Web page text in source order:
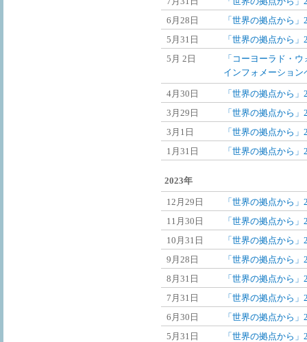
6月28日
「世界の拠点から
5月31日
「世界の拠点から
5月 2日
「コーヨーラド・
インフォメーション
4月30日
「世界の拠点から
3月29日
「世界の拠点から
3月1日
「世界の拠点から
1月31日
「世界の拠点から
2023年
12月29日
「世界の拠点から
11月30日
「世界の拠点から
10月31日
「世界の拠点から
9月28日
「世界の拠点から
8月31日
「世界の拠点から
7月31日
「世界の拠点から
6月30日
「世界の拠点から
5月31日
「世界の拠点から